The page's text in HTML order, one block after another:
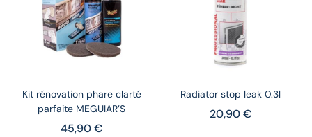
Kit rénovation phare clarté
parfaite MEGUIAR’S
45,90€
Radiator stop leak 0.3l
20,90€